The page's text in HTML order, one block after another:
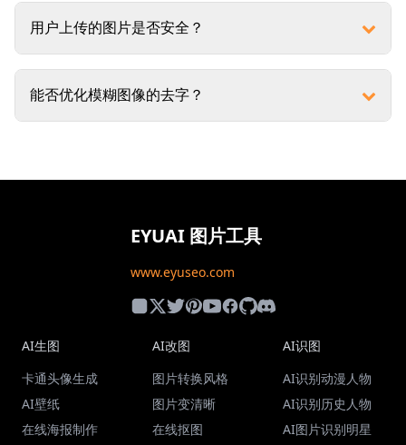
用户上传的图片是否安全？
能否优化模糊图像的去字？
EYUAI 图片工具
www.eyuseo.com
AI生图
卡通头像生成
AI壁纸
在线海报制作
AI改图
图片转换风格
图片变清晰
在线抠图
AI识图
AI识别动漫人物
AI识别历史人物
AI图片识别明星